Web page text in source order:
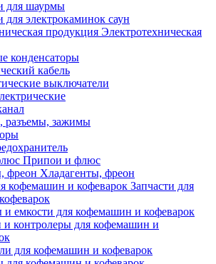
для шаурмы
для электрокаминок саун
Электротехническая
конденсаторы
кабель
выключатели
разъемы, зажимы
Припои и флюс
Хладагенты, фреон
Запчасти для
и емкости для кофемашин и кофеварок
и контролеры для кофемашин и
для кофемашин и кофеварок